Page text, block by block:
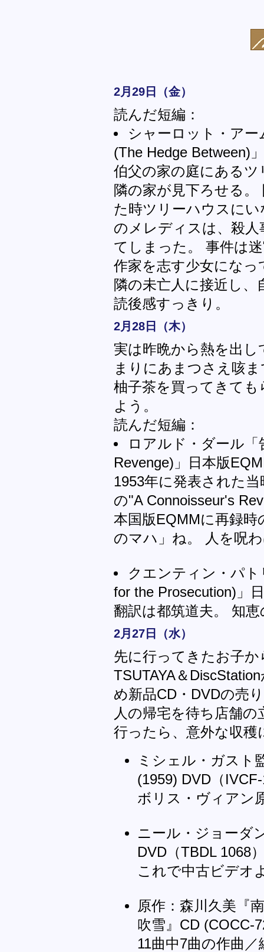
2月29日（金）
読んだ短編：
シャーロット・ア
(The Hedge Between)
伯父の家の庭にある
隣の家が見下ろせる
た時ツリーハウスに
のメレディスは、殺
てしまった。 事件は
作家を志す少女にな
隣の未亡人に接近し
読後感すっきり。
2月28日（木）
実は昨晩から熱を出
まりにあまつさえ咳
柚子茶を買ってきて
よう。
読んだ短編：
ロアルド・ダール「
Revenge)」日本版
1953年に発表された
の"A Connoisseur's
本国版EQMMに再録
のマハ」ね。 人を呪
クエンティン・パ
for the Prosecution)」
翻訳は都筑道夫。 知
2月27日（水）
先に行ってきたお子
TSUTAYA＆
め新品CD・DVDの売
人の帰宅を待ち店舗
行ったら、意外な収
ミシェル・ガスト
(1959) DVD（
ボリス・ヴィアン
ニール・ジョーダ
DVD（TBDL 1068
これで中古ビデオ
原作：森川久美『
吹雪』CD (COCC-
11曲中7曲の作曲